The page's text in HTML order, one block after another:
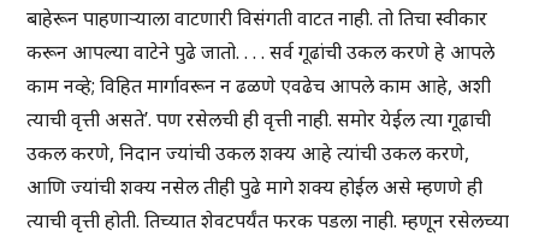
बाहेरून पाहणाऱ्याला वाटणारी विसंगती वाटत नाही. तो तिचा स्वीकार
करून आपल्या वाटेने पुढे जातो. . . . सर्व गूढांची उकल करणे हे आपले
काम नव्हे; विहित मार्गावरून न ढळणे एवढेच आपले काम आहे, अशी
त्याची वृत्ती असते’. पण रसेलची ही वृत्ती नाही. समोर येईल त्या गूढाची
उकल करणे, निदान ज्यांची उकल शक्य आहे त्यांची उकल करणे,
आणि ज्यांची शक्य नसेल तीही पुढे मागे शक्य होईल असे म्हणणे ही
त्याची वृत्ती होती. तिच्यात शेवटपर्यंत फरक पडला नाही. म्हणून रसेलच्या